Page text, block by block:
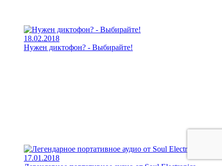
18.02.2018
Нужен диктофон? - Выбирайте!
17.01.2018